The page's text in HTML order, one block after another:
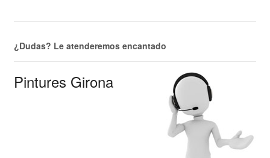
¿Dudas? Le atenderemos encantado
Pintures Girona